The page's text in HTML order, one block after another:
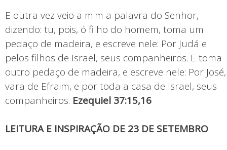
E outra vez veio a mim a palavra do Senhor,
dizendo: tu, pois, ó filho do homem, toma um
pedaço de madeira, e escreve nele: Por Judá e
pelos filhos de Israel, seus companheiros. E toma
outro pedaço de madeira, e escreve nele: Por José,
vara de Efraim, e por toda a casa de Israel, seus
companheiros. Ezequiel 37:15,16
LEITURA E INSPIRAÇÃO DE 23 DE SETEMBRO